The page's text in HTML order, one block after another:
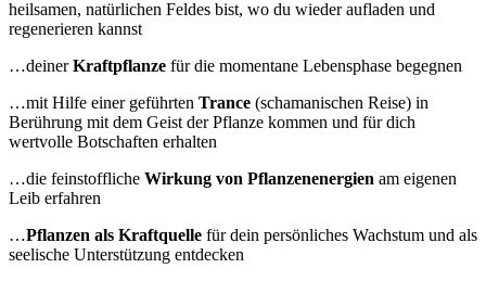
heilsamen, natürlichen Feldes bist, wo du wieder aufladen und
regenerieren kannst
…deinerKraftpflanze für die momentane Lebensphase begegnen
…mit Hilfe einer geführten Trance (schamanischen Reise) in
Berührung mit dem Geist der Pflanze kommen und für dich
wertvolle Botschaften erhalten
…die feinstoffliche Wirkung von Pflanzenenergien am eigenen
Leib erfahren
…Pflanzen als Kraftquelle für dein persönliches Wachstum und als
seelische Unterstützung entdecken